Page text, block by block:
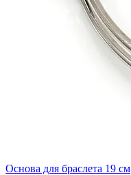
Основа для браслета 19 см